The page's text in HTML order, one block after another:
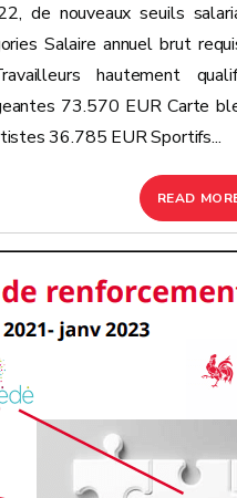
de nouveaux seuils
Salaire annuel brut
hautement
73.570 EUR Carte
36.785 EUR Sportifs...
READ